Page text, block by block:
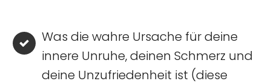
Was die wahre Ursache für deine
innere Unruhe, deinen Schmerz und
deine Unzufriedenheit ist (diese